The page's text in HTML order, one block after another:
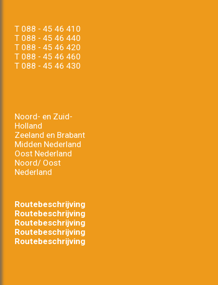
T 088 - 45 46 410
T 088 - 45 46 440
T 088 - 45 46 420
T 088 - 45 46 460
T 088 - 45 46 430
Noord- en Zuid-
Holland
Zeeland en Brabant
Midden Nederland
Oost Nederland
Noord/ Oost
Nederland
Routebeschrijving
Routebeschrijving
Routebeschrijving
Routebeschrijving
Routebeschrijving